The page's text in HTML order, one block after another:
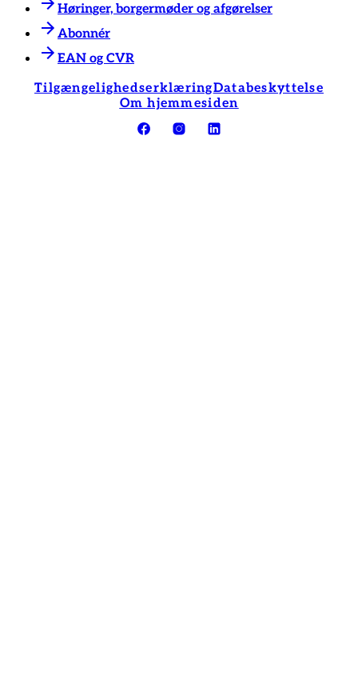
Høringer, borgermøder og afgørelser
Abonnér
EAN og CVR
TilgængelighedserklæringDatabeskyttelse
Om hjemmesiden